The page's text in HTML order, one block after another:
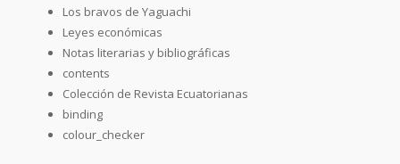
Los bravos de Yaguachi
Leyes económicas
Notas literarias y bibliográficas
contents
Colección de Revista Ecuatorianas
binding
colour_checker